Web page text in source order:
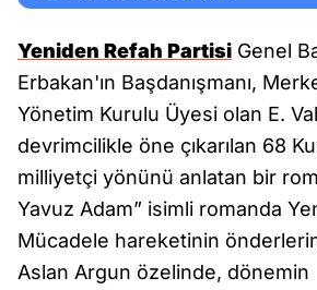
Yeniden Refah Partisi Genel
Erbakan'ın Başdanışmanı,
Yönetim Kurulu Üyesi olan E. Vali
devrimcilikle öne çıkarılan 68
milliyetçi yönünü anlatan bir
Yavuz Adam” isimli romanda
Mücadele hareketinin
Aslan Argun özelinde, dönemin